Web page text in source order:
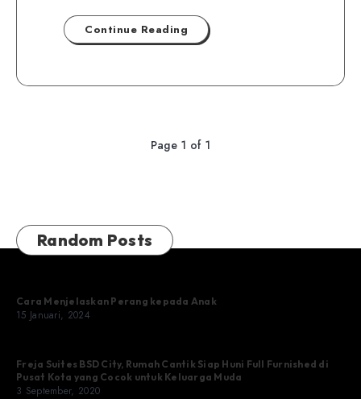
Continue Reading
Page 1 of 1
Random Posts
Cara Menjelaskan Perang kepada Anak
15 Januari, 2024
Freja Suites BSD City, Rumah Cantik Siap Huni Full Furnished di
Pusat Kota yang Cocok untuk Keluarga Muda
3 September, 2020